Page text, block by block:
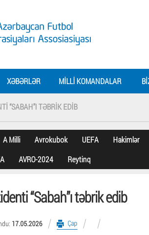
XƏBƏRLƏR MILLI KOMANDALAR
“SABAH”I TƏBRIK EDIB
A Milli Avrokubok UEFA
Hakimlər
AVRO-2024 Reytinq
“Sabah”ı təbrik edib
17.05.2026 Çap